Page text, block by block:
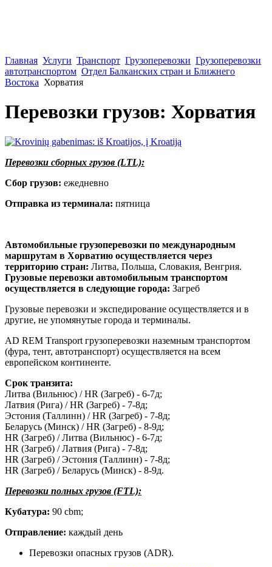
Главная Услуги Транспорт Грузоперевозки Грузоперевозки
автотранспортом Отдел Балканских стран и Ближнего
Востока Хорватия
Перевозки грузов: Хорватия
Перевозки сборных грузов (LTL):
Сбор грузов: ежедневно
Отправка из терминала: пятница
Автомобильные грузоперевозки по международным
маршрутам в Хорватию осуществляется через
территорию стран: Литва, Польша, Словакия, Венгрия.
Грузовые перевозки автомобильным транспортом
осуществляется в следующие города: Загреб
Грузовые перевозки и экспедирование осуществляется и в
другие, не упомянутые города и терминалы.
AD REM Тransport грузоперевозки наземным транспортом
(фура, тент, автотранспорт) осуществляется на всем
европейском континенте.
Срок транзита:
Литва (Вильнюс) / HR (Загреб) - 6-7д;
Латвия (Рига) / HR (Загреб) - 7-8д;
Эстония (Таллинн) / HR (Загреб) - 7-8д;
Беларусь (Минск) / HR (Загреб) - 8-9д;
HR (Загреб) / Литва (Вильнюс) - 6-7д;
HR (Загреб) / Латвия (Рига) - 7-8д;
HR (Загреб) / Эстония (Таллинн) - 7-8д;
HR (Загреб) / Беларусь (Минск) - 8-9д.
Перевозки полных грузов (FTL):
Кубатура: 90 cbm;
Отправление: каждый день
Перевозки опасных грузов (ADR).